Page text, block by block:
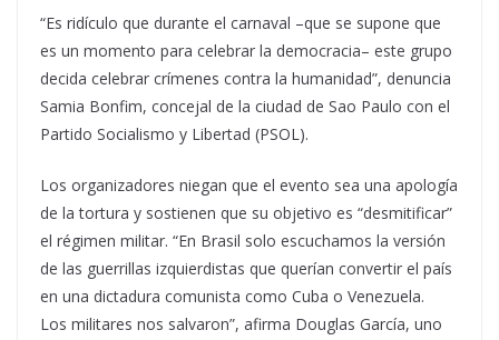
“Es ridículo que durante el carnaval –que se supone que
es un momento para celebrar la democracia– este grupo
decida celebrar crímenes contra la humanidad”, denuncia
Samia Bonfim, concejal de la ciudad de Sao Paulo con el
Partido Socialismo y Libertad (PSOL).
Los organizadores niegan que el evento sea una apología
de la tortura y sostienen que su objetivo es “desmitificar”
el régimen militar. “En Brasil solo escuchamos la versión
de las guerrillas izquierdistas que querían convertir el país
en una dictadura comunista como Cuba o Venezuela.
Los militares nos salvaron”, afirma Douglas García, uno